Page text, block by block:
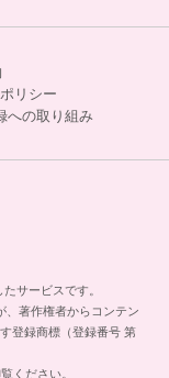
リシー
への取り組み
サービスです。
、著作権者からコンテン
登録商標（登録番号 第
ください。